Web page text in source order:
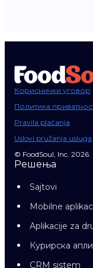
Кориснички уговор
Политика
Pravila plaćanja
Uslovi pružanja usluga
© FoodSoul, Inc. 2026.
Решења
Sajtovi
Mobilne
Aplikacije za
Курирска
CRM sistem